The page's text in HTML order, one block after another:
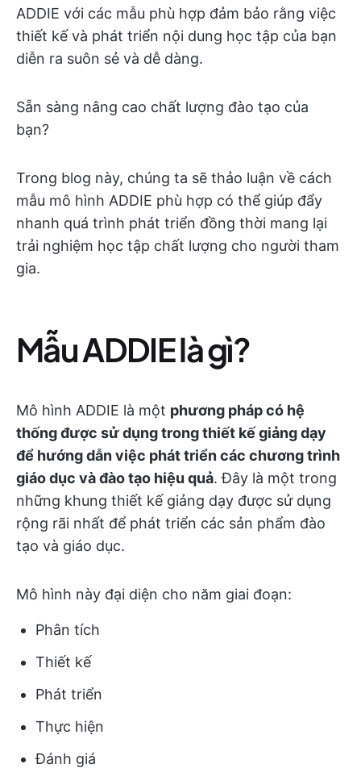
ADDIE với các mẫu phù hợp đảm bảo rằng việc
thiết kế và phát triển nội dung học tập của bạn
diễn ra suôn sẻ và dễ dàng.
Sẵn sàng nâng cao chất lượng đào tạo của
bạn?
Trong blog này, chúng ta sẽ thảo luận về cách
mẫu mô hình ADDIE phù hợp có thể giúp đẩy
nhanh quá trình phát triển đồng thời mang lại
trải nghiệm học tập chất lượng cho người tham
gia.
Mẫu ADDIE là gì?
Mô hình ADDIE là một phương pháp có hệ
thống được sử dụng trong thiết kế giảng dạy
để hướng dẫn việc phát triển các chương trình
giáo dục và đào tạo hiệu quả. Đây là một trong
những khung thiết kế giảng dạy được sử dụng
rộng rãi nhất để phát triển các sản phẩm đào
tạo và giáo dục.
Mô hình này đại diện cho năm giai đoạn:
Phân tích
Thiết kế
Phát triển
Thực hiện
Đánh giá